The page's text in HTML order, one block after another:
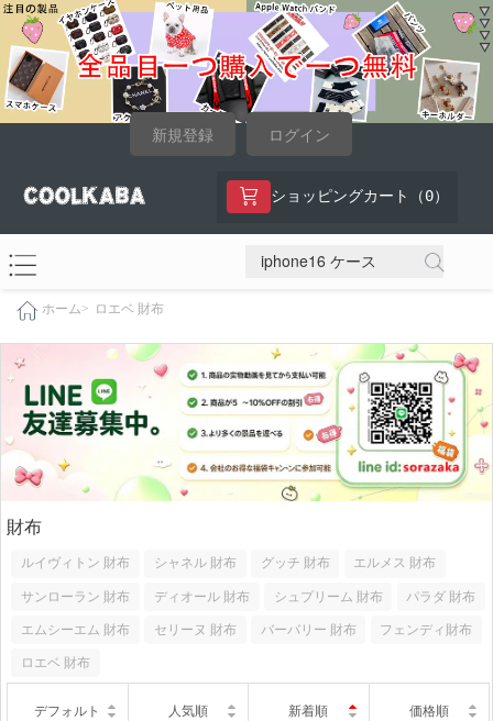
新規登録 ログイン
ショッピングカート（ 0）
ホーム> ロエベ 財布
財布
ルイヴィトン 財布 シャネル 財布 グッチ 財布 エルメス 財布
サンローラン 財布 ディオール 財布 シュプリーム 財布 パラダ 財布
エムシーエム 財布 セリーヌ 財布 バーバリー 財布 フェンディ財布
ロエベ 財布
デフォルト 人気順 新着順 価格順